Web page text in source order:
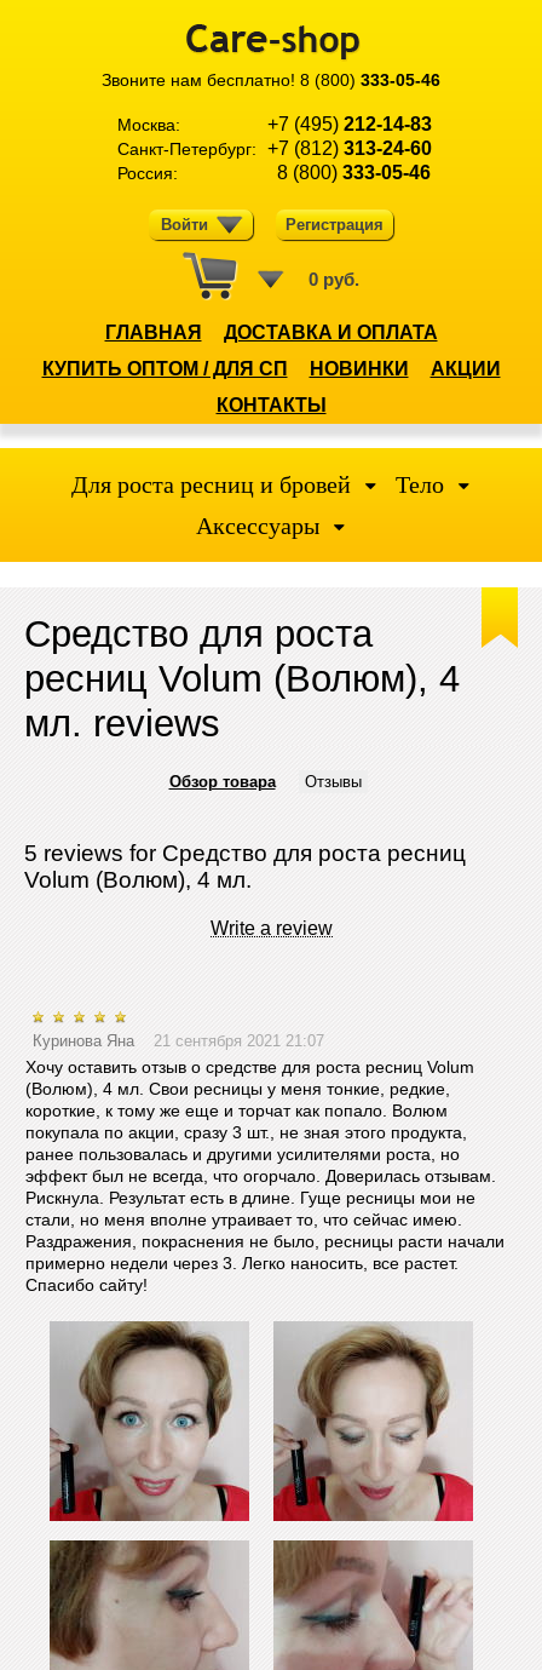
Звоните нам бесплатно! 8 (800) 333-05-46
Москва: +7 (495) 212-14-83
Санкт-Петербург: +7 (812) 313-24-60
Россия: 8 (800) 333-05-46
Войти Регистрация
0 руб.
ГЛАВНАЯ
ДОСТАВКА И ОПЛАТА
КУПИТЬ ОПТОМ / ДЛЯ СП
НОВИНКИ
АКЦИИ
КОНТАКТЫ
Для роста ресниц и бровей
Тело
Аксессуары
Средство для роста
ресниц Volum (Волюм), 4
мл. reviews
Обзор товара Отзывы
5 reviews for Средство для роста ресниц
Volum (Волюм), 4 мл.
Write a review
Куринова Яна 21 сентября 2021 21:07
Хочу оставить отзыв о средстве для роста ресниц Volum
(Волюм), 4 мл. Свои ресницы у меня тонкие, редкие,
короткие, к тому же еще и торчат как попало. Волюм
покупала по акции, сразу 3 шт., не зная этого продукта,
ранее пользовалась и другими усилителями роста, но
эффект был не всегда, что огорчало. Доверилась отзывам.
Рискнула. Результат есть в длине. Гуще ресницы мои не
стали, но меня вполне утраивает то, что сейчас имею.
Раздражения, покраснения не было, ресницы расти начали
примерно недели через 3. Легко наносить, все растет.
Спасибо сайту!